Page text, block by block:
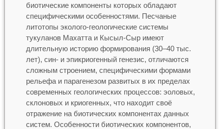
биотические компоненты которых обладают
специфическими особенностями. Песчаные
литотопы эколого-геологические системы
тукуланов Махатта и Кысыл-Сыр имеют
длительную историю формирования (30–40 тыс.
лет), син- и эпикриогенный генезис, отличаются
сложным строением, специфическими формами
рельефа и парагенезом развитых в их пределах
современных геологических процессов: эоловых,
склоновых и криогенных, что находит своё
отражение на биотических компонентах данных
систем. Особенности биотических компонентов,